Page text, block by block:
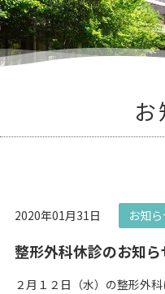
2020年01月31日 お知
整形外科休診のお知ら
２月１２日（水）の整形外